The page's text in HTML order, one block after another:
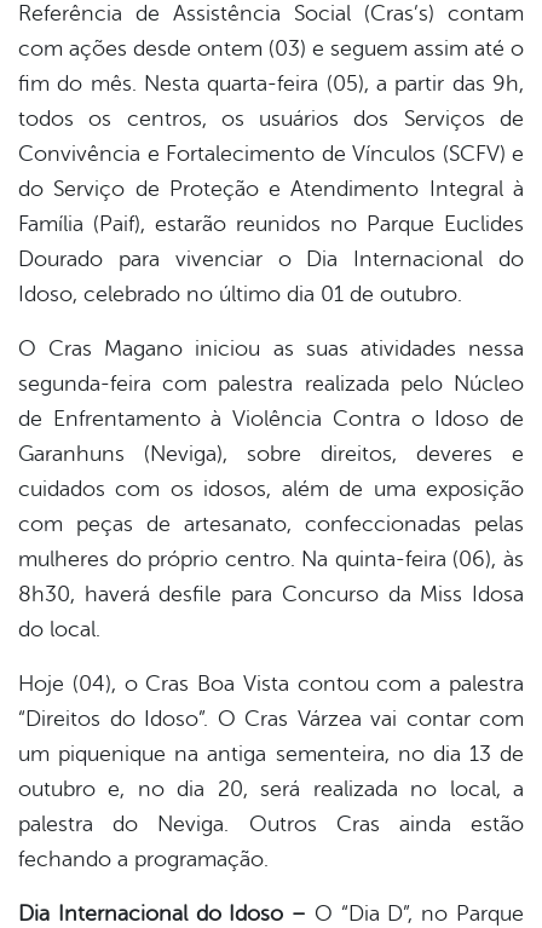
Referência de Assistência Social (Cras’s) contam
com ações desde ontem (03) e seguem assim até o
fim do mês. Nesta quarta-feira (05), a partir das 9h,
todos os centros, os usuários dos Serviços de
Convivência e Fortalecimento de Vínculos (SCFV) e
do Serviço de Proteção e Atendimento Integral à
Família (Paif), estarão reunidos no Parque Euclides
Dourado para vivenciar o Dia Internacional do
Idoso, celebrado no último dia 01 de outubro.
O Cras Magano iniciou as suas atividades nessa
segunda-feira com palestra realizada pelo Núcleo
de Enfrentamento à Violência Contra o Idoso de
Garanhuns (Neviga), sobre direitos, deveres e
cuidados com os idosos, além de uma exposição
com peças de artesanato, confeccionadas pelas
mulheres do próprio centro. Na quinta-feira (06), às
8h30, haverá desfile para Concurso da Miss Idosa
do local.
Hoje (04), o Cras Boa Vista contou com a palestra
“Direitos do Idoso”. O Cras Várzea vai contar com
um piquenique na antiga sementeira, no dia 13 de
outubro e, no dia 20, será realizada no local, a
palestra do Neviga. Outros Cras ainda estão
fechando a programação.
Dia Internacional do Idoso – O “Dia D”, no Parque